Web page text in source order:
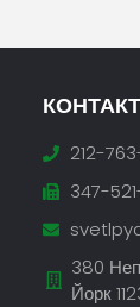
КОНТАКТ
212-
347-
380
Йорк